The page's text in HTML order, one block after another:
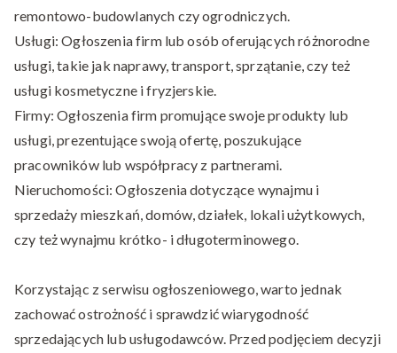
remontowo-budowlanych czy ogrodniczych.
Usługi: Ogłoszenia firm lub osób oferujących różnorodne
usługi, takie jak naprawy, transport, sprzątanie, czy też
usługi kosmetyczne i fryzjerskie.
Firmy: Ogłoszenia firm promujące swoje produkty lub
usługi, prezentujące swoją ofertę, poszukujące
pracowników lub współpracy z partnerami.
Nieruchomości: Ogłoszenia dotyczące wynajmu i
sprzedaży mieszkań, domów, działek, lokali użytkowych,
czy też wynajmu krótko- i długoterminowego.
Korzystając z serwisu ogłoszeniowego, warto jednak
zachować ostrożność i sprawdzić wiarygodność
sprzedających lub usługodawców. Przed podjęciem decyzji